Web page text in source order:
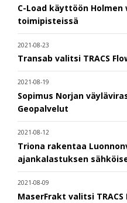
C-Load käyttöön
toimipisteissä
2021-08-23
Transab valitsi TRACS
2021-08-19
Sopimus Norjan
Geopalvelut
2021-08-12
Triona rakentaa
ajankalastuksen
2021-08-09
MaserFrakt valitsi TRACS